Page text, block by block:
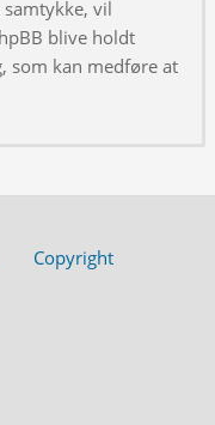
vil
blive holdt
som kan medføre at
Copyright